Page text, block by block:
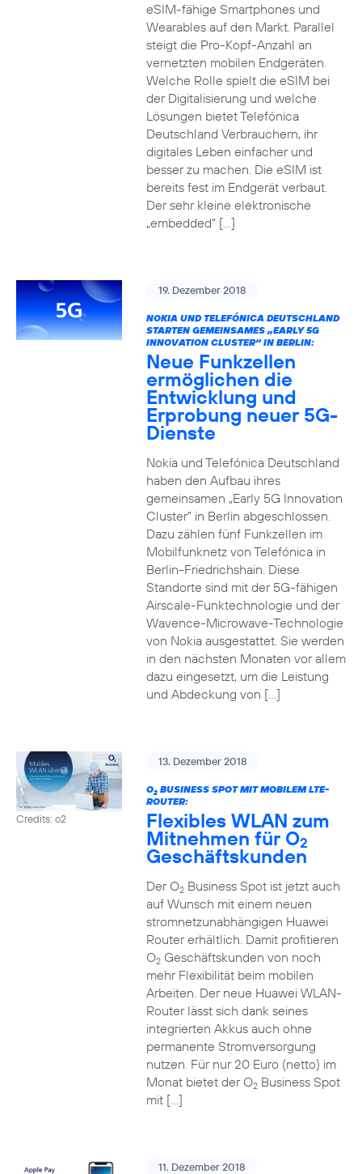
eSIM-fähige Smartphones und
Wearables auf den Markt. Parallel
steigt die Pro-Kopf-Anzahl an
vernetzten mobilen Endgeräten.
Welche Rolle spielt die eSIM bei
der Digitalisierung und welche
Lösungen bietet Telefónica
Deutschland Verbrauchern, ihr
digitales Leben einfacher und
besser zu machen. Die eSIM ist
bereits fest im Endgerät verbaut.
Der sehr kleine elektronische
„embedded“ […]
19. Dezember 2018
NOKIA UND TELEFÓNICA DEUTSCHLAND
STARTEN GEMEINSAMES „EARLY 5G
INNOVATION CLUSTER“ IN BERLIN:
Neue Funkzellen
ermöglichen die
Entwicklung und
Erprobung neuer 5G-
Dienste
Nokia und Telefónica Deutschland
haben den Aufbau ihres
gemeinsamen „Early 5G Innovation
Cluster” in Berlin abgeschlossen.
Dazu zählen fünf Funkzellen im
Mobilfunknetz von Telefónica in
Berlin-Friedrichshain. Diese
Standorte sind mit der 5G-fähigen
Airscale-Funktechnologie und der
Wavence-Microwave-Technologie
von Nokia ausgestattet. Sie werden
in den nächsten Monaten vor allem
dazu eingesetzt, um die Leistung
und Abdeckung von […]
Credits: o2
13. Dezember 2018
O2BUSINESS SPOT MIT MOBILEM LTE-
ROUTER:
Flexibles WLAN zum
Mitnehmen für O2
Geschäftskunden
Der O2Business Spot ist jetzt auch
auf Wunsch mit einem neuen
stromnetzunabhängigen Huawei
Router erhältlich. Damit profitieren
O2Geschäftskunden von noch
mehr Flexibilität beim mobilen
Arbeiten. Der neue Huawei WLAN-
Router lässt sich dank seines
integrierten Akkus auch ohne
permanente Stromversorgung
nutzen. Für nur 20 Euro (netto) im
Monat bietet der O2Business Spot
mit […]
11. Dezember 2018